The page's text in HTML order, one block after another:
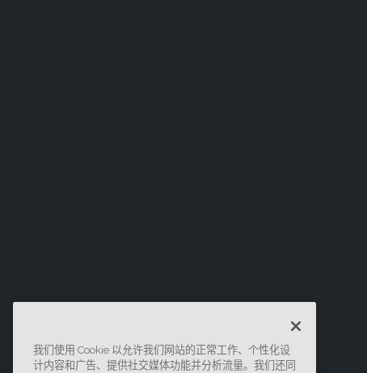
我们使用 Cookie 以允许我们网站的正常工作、个性化设
计内容和广告、提供社交媒体功能并分析流量。我们还同